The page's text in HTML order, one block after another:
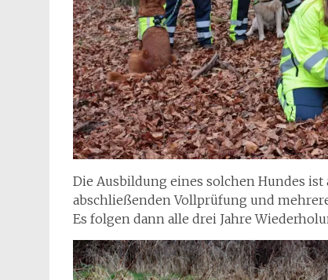
Die Ausbildung eines solchen Hundes
abschließenden Vollprüfung und
Es folgen dann alle drei Jahre